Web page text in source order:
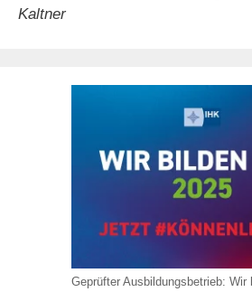
Kaltner
Geprüfter Ausbildungsbetrieb: Wir